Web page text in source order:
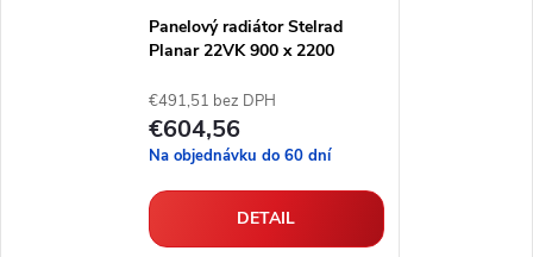
Panelový radiátor Stelrad
Planar 22VK 900 x 2200
€491,51 bez DPH
€604,56
Na objednávku do 60 dní
DETAIL